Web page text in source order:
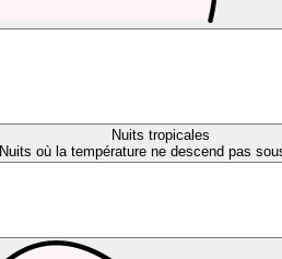
Nuits tropicales
Nuits où la température ne descend pas